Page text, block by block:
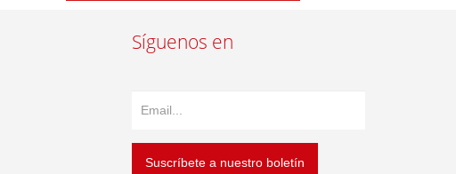
Síguenos en
Suscríbete a nuestro boletín